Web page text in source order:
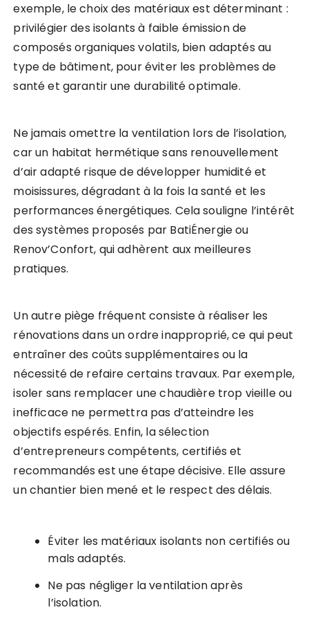
exemple, le choix des matériaux est déterminant :
privilégier des isolants à faible émission de
composés organiques volatils, bien adaptés au
type de bâtiment, pour éviter les problèmes de
santé et garantir une durabilité optimale.
Ne jamais omettre la ventilation lors de l’isolation,
car un habitat hermétique sans renouvellement
d’air adapté risque de développer humidité et
moisissures, dégradant à la fois la santé et les
performances énergétiques. Cela souligne l’intérêt
des systèmes proposés par BatiÉnergie ou
Renov’Confort, qui adhèrent aux meilleures
pratiques.
Un autre piège fréquent consiste à réaliser les
rénovations dans un ordre inapproprié, ce qui peut
entraîner des coûts supplémentaires ou la
nécessité de refaire certains travaux. Par exemple,
isoler sans remplacer une chaudière trop vieille ou
inefficace ne permettra pas d’atteindre les
objectifs espérés. Enfin, la sélection
d’entrepreneurs compétents, certifiés et
recommandés est une étape décisive. Elle assure
un chantier bien mené et le respect des délais.
Éviter les matériaux isolants non certifiés ou
mals adaptés.
Ne pas négliger la ventilation après
l’isolation.